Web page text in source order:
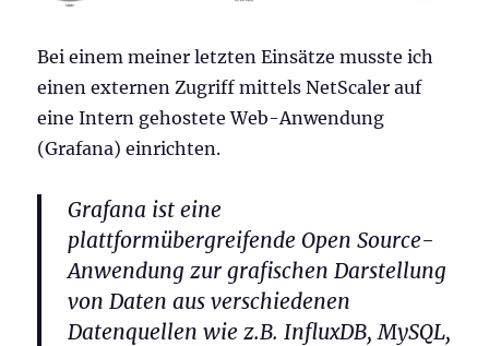
Bei einem meiner letzten Einsätze musste ich
einen externen Zugriff mittels NetScaler auf
eine Intern gehostete Web-Anwendung
(Grafana) einrichten.
Grafana ist eine
plattformübergreifende Open Source-
Anwendung zur grafischen Darstellung
von Daten aus verschiedenen
Datenquellen wie z.B. InfluxDB, MySQL,